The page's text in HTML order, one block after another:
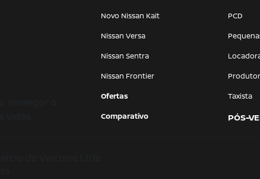
Novo Nissan Kait
Nissan Versa
Nissan Sentra
Nissan Frontier
Ofertas
Comparativo
PCD
Taxista
PÓS-